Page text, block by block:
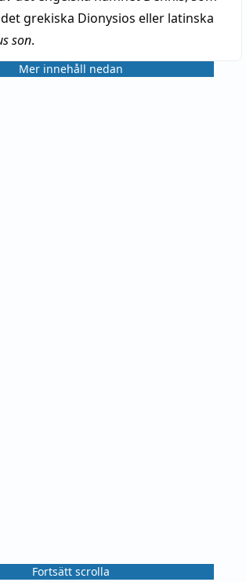
grekiska Dionysios eller latinska
son.
Mer innehåll nedan
Fortsätt scrolla